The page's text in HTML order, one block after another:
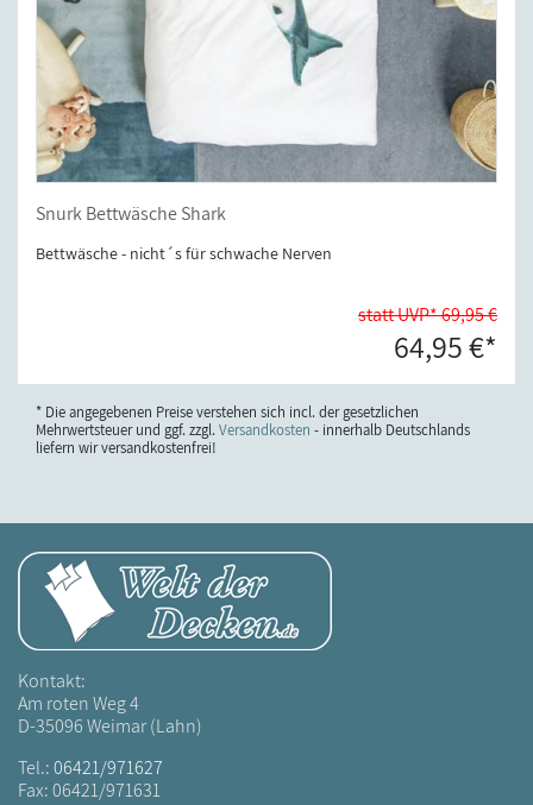
Snurk Bettwäsche Shark
Bettwäsche - nicht´s für schwache Nerven
statt UVP* 69,95 €
64,95 €*
* Die angegebenen Preise verstehen sich incl. der gesetzlichen
Mehrwertsteuer und ggf. zzgl. Versandkosten - innerhalb Deutschlands
liefern wir versandkostenfrei!
Kontakt:
Am roten Weg 4
D-35096 Weimar (Lahn)
Tel.:06421/971627
Fax: 06421/971631